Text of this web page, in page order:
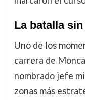
La batalla
Uno de los
carrera de
nombrado jefe
zonas más